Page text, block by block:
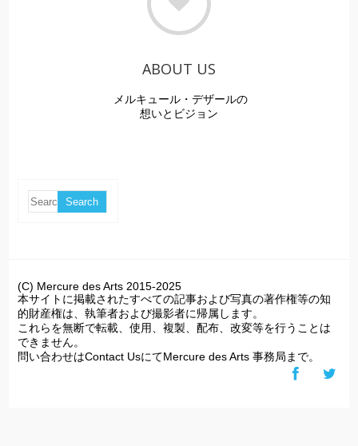
ABOUT US
メルキュール・デザールの
想いとビジョン
(C) Mercure des Arts 2015-2025
本サイトに掲載されたすべての記事および写真の著作権等の知
的財産権は、執筆者および撮影者に帰属します。
これらを無断で転載、使用、複製、配布、改変等を行うことは
できません。
問い合わせはContact UsにてMercure des Arts 事務局まで。